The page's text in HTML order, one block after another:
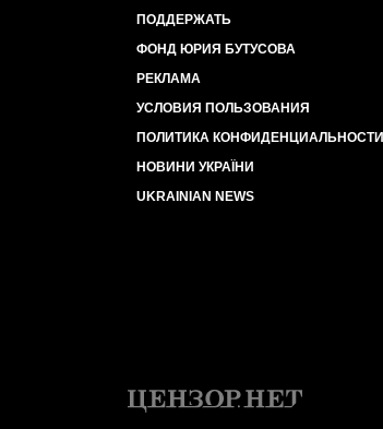
ПОДДЕРЖАТЬ
ФОНД ЮРИЯ БУТУСОВА
РЕКЛАМА
УСЛОВИЯ ПОЛЬЗОВАНИЯ
ПОЛИТИКА КОНФИДЕНЦИАЛЬНОСТИ
НОВИНИ УКРАЇНИ
UKRAINIAN NEWS